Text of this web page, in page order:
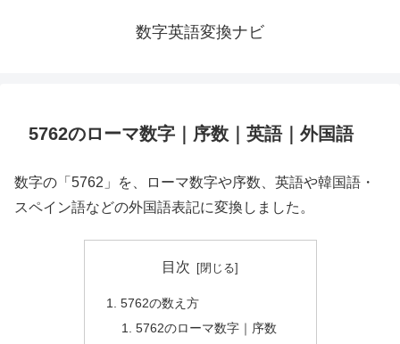
数字英語変換ナビ
5762のローマ数字｜序数｜英語｜外国語
数字の「5762」を、ローマ数字や序数、英語や韓国語・
スペイン語などの外国語表記に変換しました。
目次
5762の数え方
5762のローマ数字｜序数